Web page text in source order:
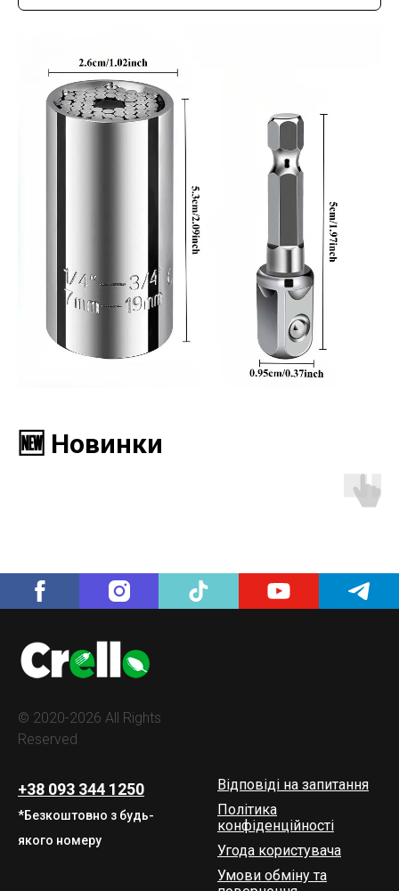
🆕 Новинки
© 2020-2026 All Rights
Reserved
+38 093 344 1250
*Безкоштовно з будь-
якого номеру
Відповіді на запитання
Політика
конфіденційності
Угода користувача
Умови обміну та